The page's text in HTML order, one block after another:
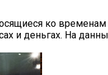
ко
и деньгах. На